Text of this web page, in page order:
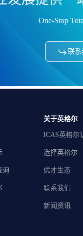
One-Stop
联系
询
关于英格尔
ICAS英格尔
选择英格尔
优才生态
联系我们
新闻资讯